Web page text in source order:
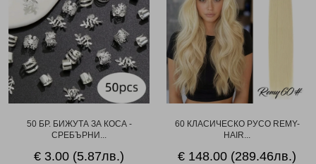
50 БР. БИЖУТА ЗА КОСА -
СРЕБЪРНИ...
€ 3.00 (5.87лв.)
60 КЛАСИЧЕСКО РУСО REMY-
HAIR...
€ 148.00 (289.46лв.)